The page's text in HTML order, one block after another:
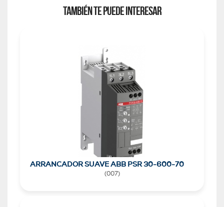
TAMBIÉN TE PUEDE INTERESAR
ARRANCADOR SUAVE ABB PSR 30-600-70
(007)